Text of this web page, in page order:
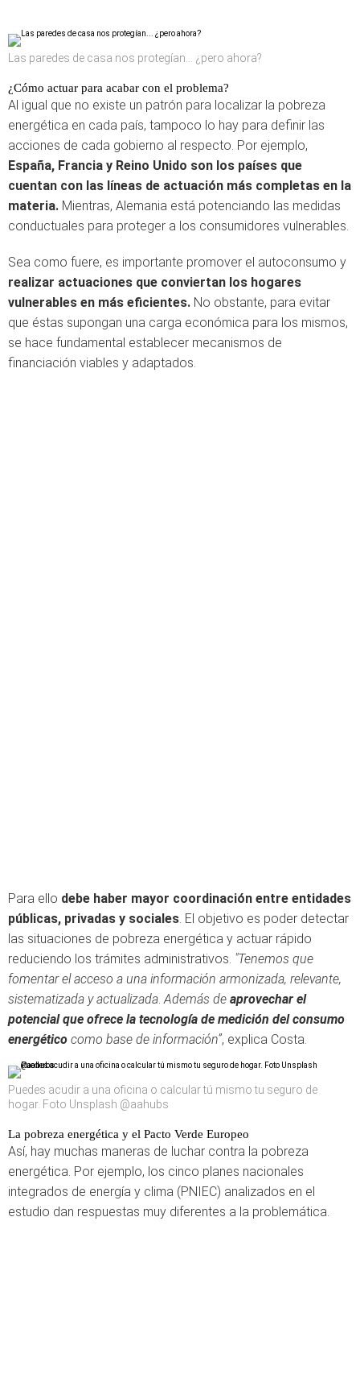
Las paredes de casa nos protegían... ¿pero ahora?
¿Cómo actuar para acabar con el problema?
Al igual que no existe un patrón para localizar la pobreza
energética en cada país, tampoco lo hay para definir las
acciones de cada gobierno al respecto. Por ejemplo,
España, Francia y Reino Unido son los países que
cuentan con las líneas de actuación más completas en la
materia. Mientras, Alemania está potenciando las medidas
conductuales para proteger a los consumidores vulnerables.
Sea como fuere, es importante promover el autoconsumo y
realizar actuaciones que conviertan los hogares
vulnerables en más eficientes. No obstante, para evitar
que éstas supongan una carga económica para los mismos,
se hace fundamental establecer mecanismos de
financiación viables y adaptados.
Para ello debe haber mayor coordinación entre entidades
públicas, privadas y sociales. El objetivo es poder detectar
las situaciones de pobreza energética y actuar rápido
reduciendo los trámites administrativos. "Tenemos que
fomentar el acceso a una información armonizada, relevante,
sistematizada y actualizada.Además de aprovechar el
potencial que ofrece la tecnología de medición del consumo
energético como base de información”, explica Costa.
Puedes acudir a una oficina o calcular tú mismo tu seguro de
hogar. Foto Unsplash @aahubs
La pobreza energética y el Pacto Verde Europeo
Así, hay muchas maneras de luchar contra la pobreza
energética. Por ejemplo, los cinco planes nacionales
integrados de energía y clima (PNIEC) analizados en el
estudio dan respuestas muy diferentes a la problemática.